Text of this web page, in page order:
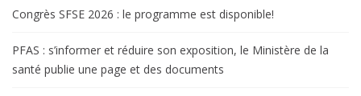
Congrès SFSE 2026 : le programme est disponible!
PFAS : s’informer et réduire son exposition, le Ministère de la
santé publie une page et des documents